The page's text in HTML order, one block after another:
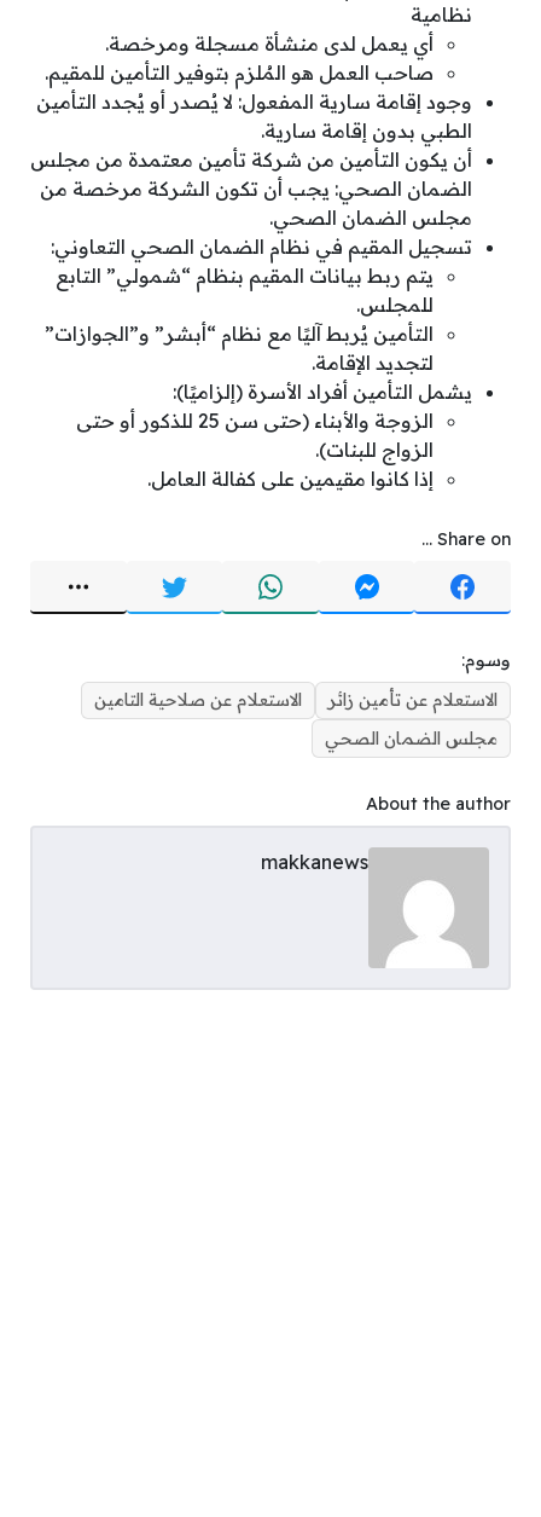
نظامية
أي يعمل لدى منشأة مسجلة ومرخصة.
صاحب العمل هو المُلزم بتوفير التأمين للمقيم.
وجود إقامة سارية المفعول: لا يُصدر أو يُجدد التأمين
الطبي بدون إقامة سارية.
أن يكون التأمين من شركة تأمين معتمدة من مجلس
الضمان الصحي: يجب أن تكون الشركة مرخصة من
مجلس الضمان الصحي.
تسجيل المقيم في نظام الضمان الصحي التعاوني:
يتم ربط بيانات المقيم بنظام “شمولي” التابع
للمجلس.
التأمين يُربط آليًا مع نظام “أبشر” و”الجوازات”
لتجديد الإقامة.
يشمل التأمين أفراد الأسرة (إلزاميًا):
الزوجة والأبناء (حتى سن 25 للذكور أو حتى
الزواج للبنات).
إذا كانوا مقيمين على كفالة العامل.
Share on ...
وسوم:
الاستعلام عن تأمين زائر
الاستعلام عن صلاحية التامين
مجلس الضمان الصحي
About the author
makkanews